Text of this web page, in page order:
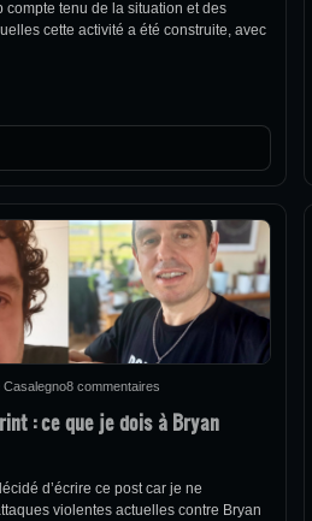
compte tenu de la situation et des
cette activité a été construite, avec
Casalegno8 commentaires
: ce que je dois à Bryan
d’écrire ce post car je ne
violentes actuelles contre Bryan